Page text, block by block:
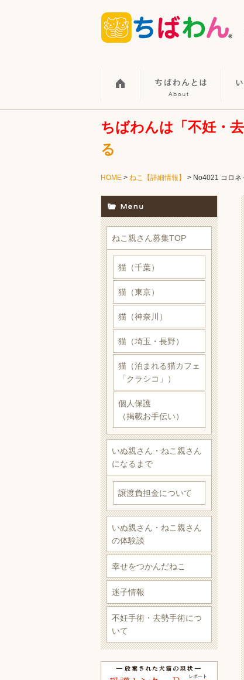
ちばわんは「不妊・
る
HOME > ねこ【詳細情報】 > No4021 コロネ
ねこ親さん募集TOP
猫（千葉）
猫（東京）
猫（神奈川）
猫（埼玉・長野）
猫（泊まれる猫カフェ
「クラシコ」）
個人保護
（掲載お手伝い）
いぬ親さん・ねこ親さん
になるまで
譲渡負担金について
いぬ親さん・ねこ親さん
の体験談
幸せをつかんだねこ
迷子情報
不妊手術・去勢手術につ
いて